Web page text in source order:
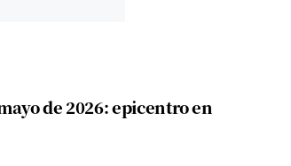
de 2026: epicentro en